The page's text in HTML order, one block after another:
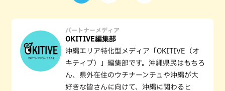
パートナーメディア
OKITIVE編集部
沖縄エリア特化型メディア「OKITIVE（オ
キティブ）」編集部です。沖縄県民はもちろ
ん、県外在住のウチナーンチュや沖縄が大
好きな皆さんに向けて、沖縄に関わるヒ